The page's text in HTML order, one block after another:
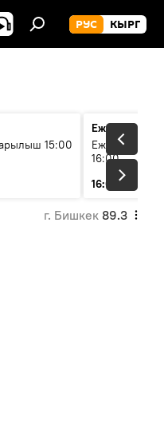
РУС КЫРГ
15:00
Ежедневные
Ежедневные
16:00
16:01
3 мин
г. Бишкек 89.3